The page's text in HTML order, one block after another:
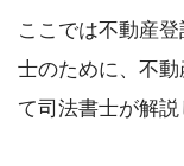
ここでは不動産
士のために、不
て司法書士が解説